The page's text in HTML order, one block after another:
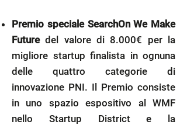
Premio speciale SearchOn We Make
Futuredel valore di 8.000€ per la
migliore startup finalista in ognuna
delle quattro categorie di
innovazione PNI. Il Premio consiste
in uno spazio espositivo al WMF
nello Startup District e la